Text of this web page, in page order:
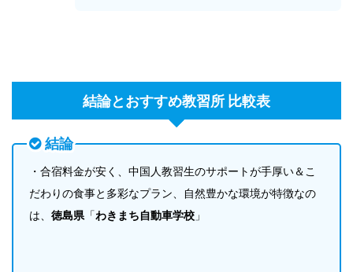
結論とおすすめ教習所 比較表
結論
・合宿料金が安く、中国人教習生のサポートが手厚い＆こ
だわりの食事と多彩なプラン、自然豊かな環境が特徴なの
は、 徳島県 「わきまち自動車学校 」